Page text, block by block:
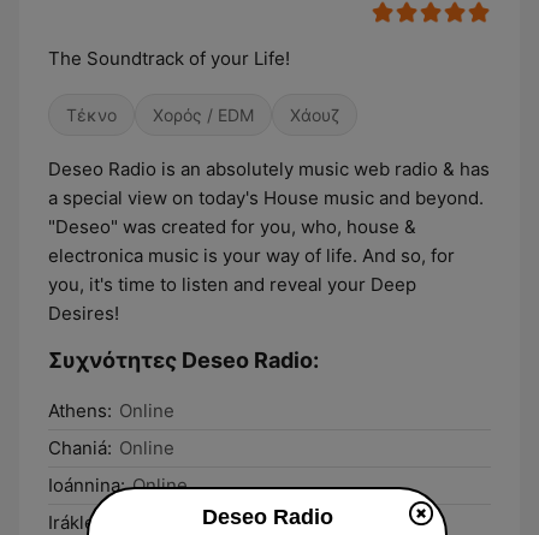
The Soundtrack of your Life!
Τέκνο Χορός / EDM Χάουζ
Deseo Radio is an absolutely music web radio & has
a special view on today's House music and beyond.
"Deseo" was created for you, who, house &
electronica music is your way of life. And so, for
you, it's time to listen and reveal your Deep
Desires!
Συχνότητες Deseo Radio:
Athens: Online
Chaniá: Online
Ioánnina: Online
Irákleion:
Deseo Radio